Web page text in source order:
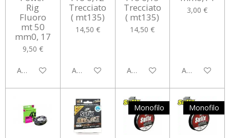
Rig
Fluoro
mt 50
mm0, 17
9,50 €
Aggiungi al carrello
Trecciato
( mt135)
14,50 €
Aggiungi al carrello
Trecciato
( mt135)
14,50 €
Aggiungi al carrello
3,00 €
Aggiungi al
Monofilo Monofilo